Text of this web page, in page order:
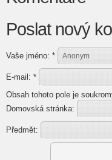
Poslat nový
Vaše jméno: *
E-mail: *
Obsah tohoto pole je
Domovská stránka:
Předmět: